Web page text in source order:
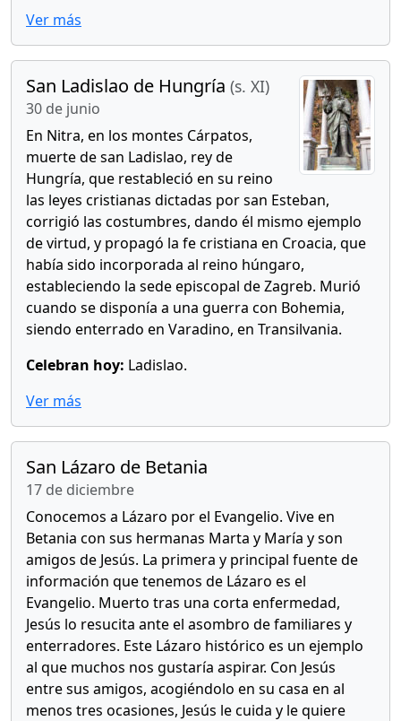
Ver más
San Ladislao de Hungría (s. XI)
30 de junio
En Nitra, en los montes Cárpatos,
muerte de san Ladislao, rey de
Hungría, que restableció en su reino
las leyes cristianas dictadas por san Esteban,
corrigió las costumbres, dando él mismo ejemplo
de virtud, y propagó la fe cristiana en Croacia, que
había sido incorporada al reino húngaro,
estableciendo la sede episcopal de Zagreb. Murió
cuando se disponía a una guerra con Bohemia,
siendo enterrado en Varadino, en Transilvania.
Celebran hoy: Ladislao.
Ver más
San Lázaro de Betania
17 de diciembre
Conocemos a Lázaro por el Evangelio. Vive en
Betania con sus hermanas Marta y María y son
amigos de Jesús. La primera y principal fuente de
información que tenemos de Lázaro es el
Evangelio. Muerto tras una corta enfermedad,
Jesús lo resucita ante el asombro de familiares y
enterradores. Este Lázaro histórico es un ejemplo
al que muchos nos gustaría aspirar. Con Jesús
entre sus amigos, acogiéndolo en su casa en al
menos tres ocasiones, Jesús le cuida y le quiere